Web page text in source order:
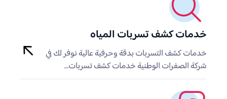
خدمات كشف تسربات المياه
خدمات كشف التسربات بدقة وحرفية عالية نوفر لك في
شركة الصفرات الوطنية خدمات كشف تسربات…